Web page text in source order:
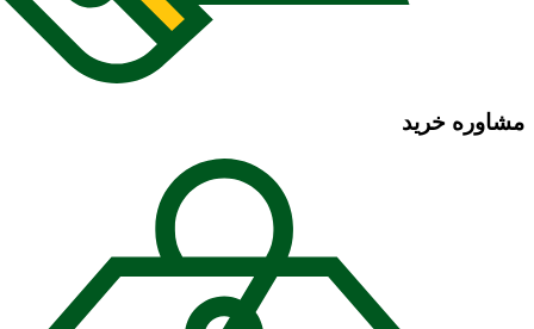
مشاوره خرید